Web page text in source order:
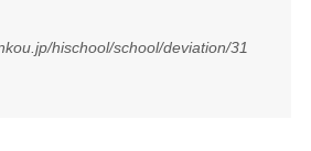
hischool/school/deviation/31